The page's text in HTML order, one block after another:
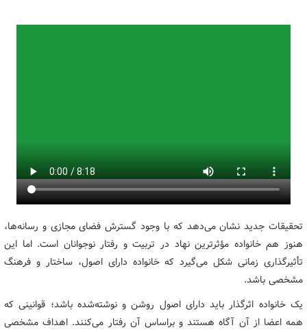
تحقیقات جدید نشان می‌دهد که با وجود گسترش فضای مجازی و رسانه‌ها،
هنوز هم خانواده مؤثرترین نهاد در تربیت و رفتار نوجوانان است. اما این
تأثیرگذاری زمانی شکل می‌گیرد که خانواده دارای اصول، ساختار و فرهنگ
مشخصی باشد.
یک خانواده‌ اثرگذار باید دارای اصول روشن و نوشته‌شده باشد؛ قوانینی که
همه اعضا از آن آگاه‌ هستند و براساس آن رفتار می‌کنند. اهداف مشخصی